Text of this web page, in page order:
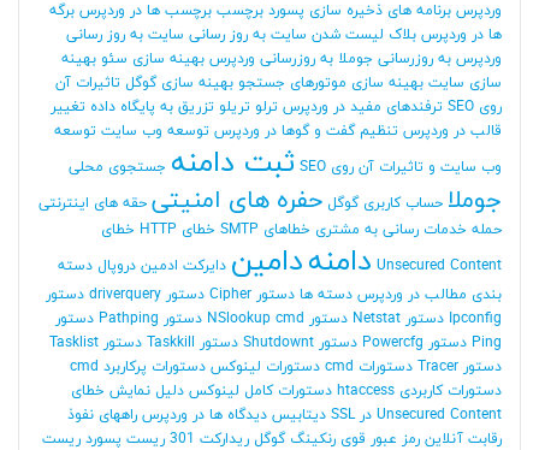
وردپرس برنامه های ذخیره سازی پسورد برچسب برچسب ها در وردپرس برگه
ها در وردپرس بلاک لیست شدن سایت به روز رسانی سایت به روز رسانی
وردپرس به روزرسانی جوملا به روزرسانی وردپرس بهینه سازی سئو بهینه
سازی سایت بهینه سازی موتورهای جستجو بهینه سازی گوگل تاثیرات آن
روی SEO
ترفندهای مفید در وردپرس ترلو تریلو تزریق به پایگاه داده تغییر
قالب در وردپرس تنظیم گفت و گوها در وردپرس توسعه وب سایت توسعه
وب سایت و تاثیرات آن روی SEO
ثبت دامنه جستجوی محلی
جوملا حساب کاربری گوگل حفره های امنیتی حقه های اینترنتی
حمله خدمات رسانی به مشتری خطاهای SMTP خطای HTTP
خطای
Unsecured Content دامنهدامین دایرکت ادمین دروپال دسته
بندی مطالب در وردپرس دسته ها دستور Cipher دستور driverquery
دستور
Ipconfig دستور Netstat دستور NSlookup cmd دستور Pathping
دستور
Ping دستور Powercfg دستور Shutdownt دستور Taskkill
دستور Tasklist
دستور Tracer
دستورات cmd دستورات لینوکس دستورات پرکاربرد cmd
دستورات کاربردی htaccess
دستورات کامل لینوکس دلیل نمایش خطای
Unsecured Content در SSL
دیتابیس دیدگاه ها در وردپرس راههای نفوذ
رقابت آنلاین رمز عبور قوی رنکینگ گوگل ریدارکت 301 ریست پسورد ریست